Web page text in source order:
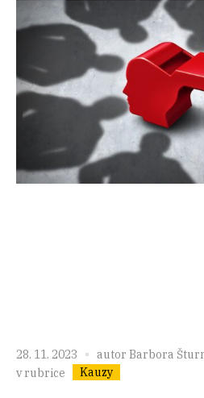
28. 11. 2023 autor Barbora
v rubrice
Kauzy